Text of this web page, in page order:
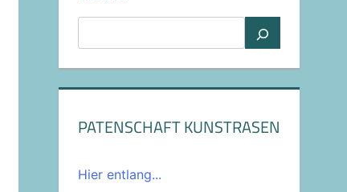
PATENSCHAFT KUNSTRASEN
Hier entlang...